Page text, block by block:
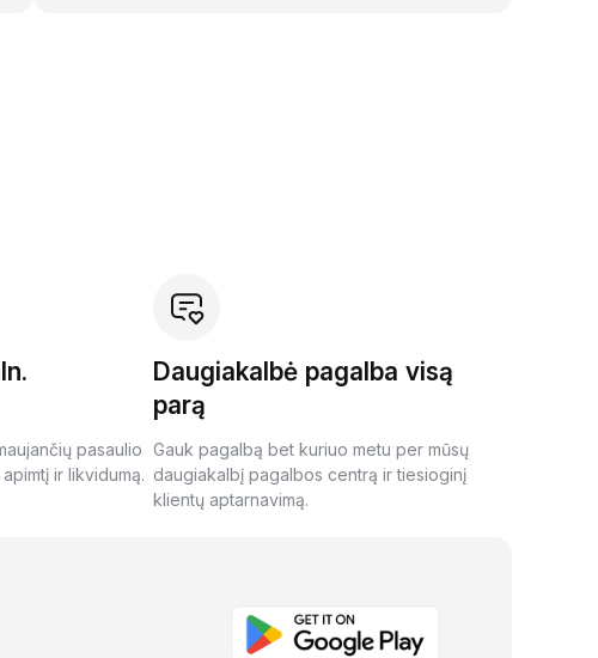
pasaulio
ir likvidumą.
Daugiakalbė pagalba visą
parą
Gauk pagalbą bet kuriuo metu per mūsų
daugiakalbį pagalbos centrą ir tiesioginį
klientų aptarnavimą.